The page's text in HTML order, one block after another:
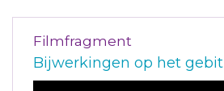
Filmfragment
Bijwerkingen op het gebit